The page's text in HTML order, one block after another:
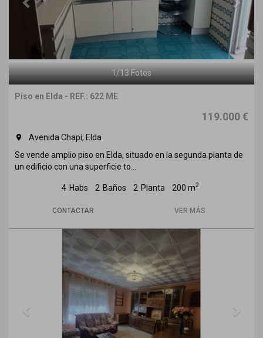
1/13Fotos
Piso en Elda - REF.: 622 ME
119.000 €
room
Avenida Chapí, Elda
Se vende amplio piso en Elda, situado en la segunda planta de
un edificio con una superficie to...
4 Habs 2 Baños 2 Planta 200 m2
CONTACTAR VER MÁS
Previous